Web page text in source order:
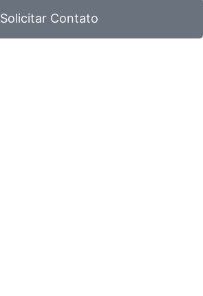
Solicitar Contato